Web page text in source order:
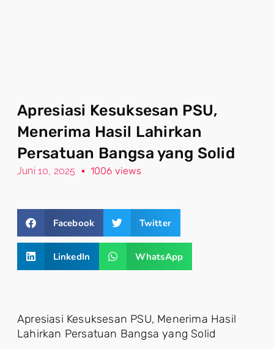
Apresiasi Kesuksesan PSU,
Menerima Hasil Lahirkan
Persatuan Bangsa yang Solid
Juni 10, 2025 1006 views
Facebook Twitter
LinkedIn WhatsApp
Apresiasi Kesuksesan PSU, Menerima Hasil
Lahirkan Persatuan Bangsa yang Solid